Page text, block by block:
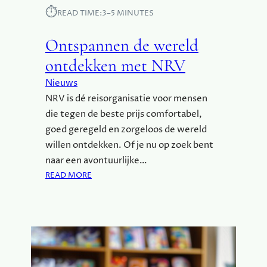
E
R
E
B
E
R
I
J
F
R
E
N
⏱︎READ TIME:3–5 MINUTES
Ontspannen de wereld
ontdekken met NRV
Nieuws
NRV is dé reisorganisatie voor mensen
die tegen de beste prijs comfortabel,
goed geregeld en zorgeloos de wereld
willen ontdekken. Of je nu op zoek bent
naar een avontuurlijke…
READ MORE
S
P
A